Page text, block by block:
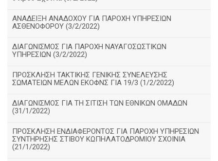
ΑΝΑΔΕΙΞΗ ΑΝΑΔΟΧΟΥ ΓΙΑ ΠΑΡΟΧΗ ΥΠΗΡΕΣΙΩΝ
ΑΣΘΕΝΟΦΟΡΟΥ (3/2/2022)
ΔΙΑΓΩΝΙΣΜΟΣ ΓΙΑ ΠΑΡΟΧΗ ΝΑΥΑΓΟΣΩΣΤΙΚΩΝ
ΥΠΗΡΕΣΙΩΝ (3/2/2022)
ΠΡΟΣΚΛΗΣΗ ΤΑΚΤΙΚΗΣ ΓΕΝΙΚΗΣ ΣΥΝΕΛΕΥΣΗΣ
ΣΩΜΑΤΕΙΩΝ ΜΕΛΩΝ ΕΚΟΦΝΣ ΓΙΑ 19/3 (1/2/2022)
ΔΙΑΓΩΝΙΣΜΟΣ ΓΙΑ ΤΗ ΣΙΤΙΣΗ ΤΩΝ ΕΘΝΙΚΩΝ ΟΜΑΔΩΝ
(31/1/2022)
ΠΡΟΣΚΛΗΣΗ ΕΝΔΙΑΦΕΡΟΝΤΟΣ ΓΙΑ ΠΑΡΟΧΗ ΥΠΗΡΕΣΙΩΝ
ΣΥΝΤΗΡΗΣΗΣ ΣΤΙΒΟΥ ΚΩΠΗΛΑΤΟΔΡΟΜΙΟΥ ΣΧΟΙΝΙΑ
(21/1/2022)